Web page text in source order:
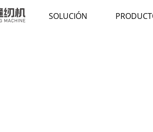
SOLUCIÓN